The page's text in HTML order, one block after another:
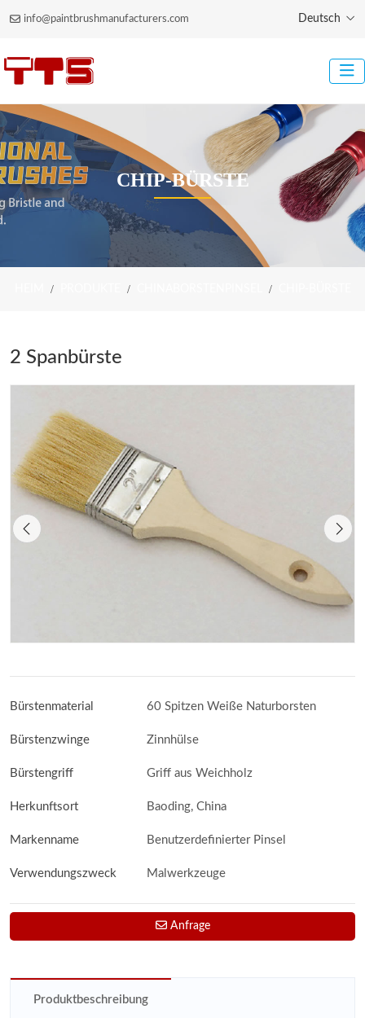
info@paintbrushmanufacturers.com Deutsch
CHIP-BÜRSTE
2 Spanbürste
Bürstenmaterial 60 Spitzen Weiße Naturborsten
Bürstenzwinge Zinnhülse
Bürstengriff Griff aus Weichholz
Herkunftsort Baoding, China
Markenname Benutzerdefinierter Pinsel
Verwendungszweck Malwerkzeuge
Anfrage
Produktbeschreibung